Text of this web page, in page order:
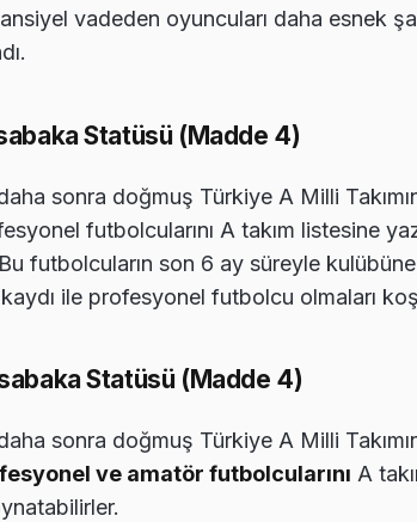
vadeden oyuncuları daha esnek
Statüsü (Madde 4)
sonra doğmuş Türkiye A Milli
futbolcularını A takım listesine
futbolcuların son 6 ay süreyle
kaydı ile profesyonel futbolcu olmaları
Statüsü (Madde 4)
sonra doğmuş Türkiye A Milli
ve amatör futbolcularını A